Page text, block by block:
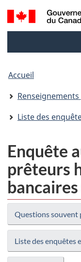
Recherche
et
Accueil
Renseignements
Liste des
Enquête
prêteurs
Questions souvent
Liste des enquêtes